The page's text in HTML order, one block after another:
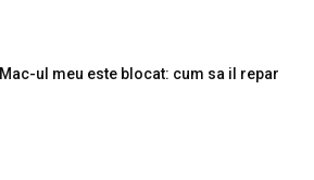
Mac-ul meu este blocat: cum sa il repar